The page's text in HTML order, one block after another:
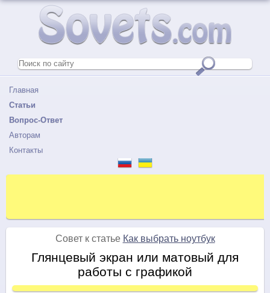
Главная
Статьи
Вопрос-Ответ
Авторам
Контакты
Совет к статье Как выбрать ноутбук
Глянцевый экран или матовый для
работы с графикой